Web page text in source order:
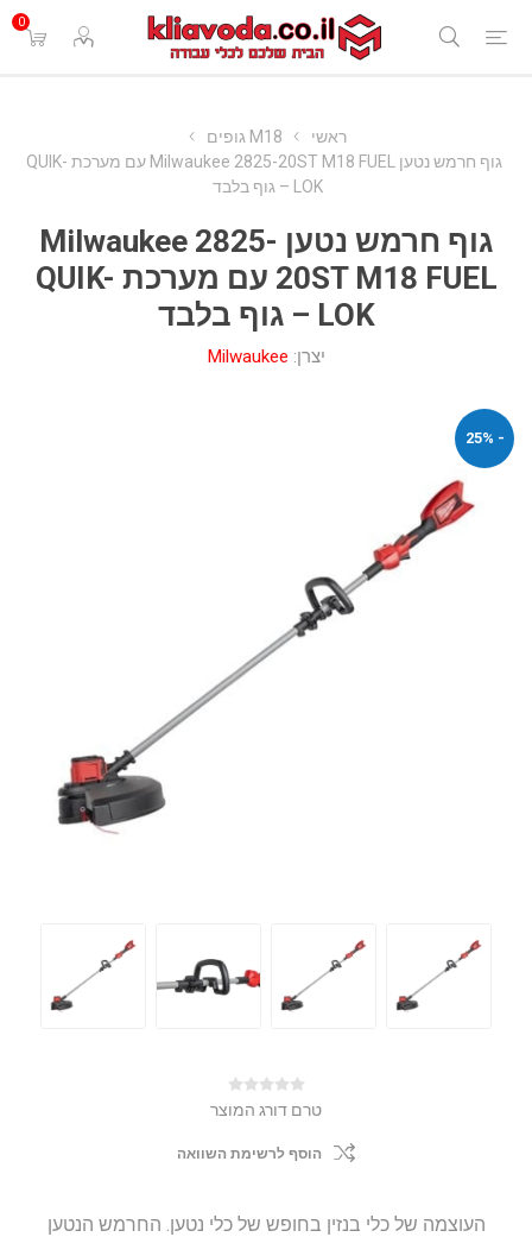
0
ראשי
M18 גופים
גוף חרמש נטען Milwaukee 2825-20ST M18 FUEL עם מערכת QUIK-
LOK – גוף בלבד
גוף חרמש נטען Milwaukee 2825-
20ST M18 FUEL עם מערכת QUIK-
LOK – גוף בלבד
יצרן: Milwaukee
- 25%
טרם דורג המוצר
הוסף לרשימת השוואה
העוצמה של כלי בנזין בחופש של כלי נטען. החרמש הנטען